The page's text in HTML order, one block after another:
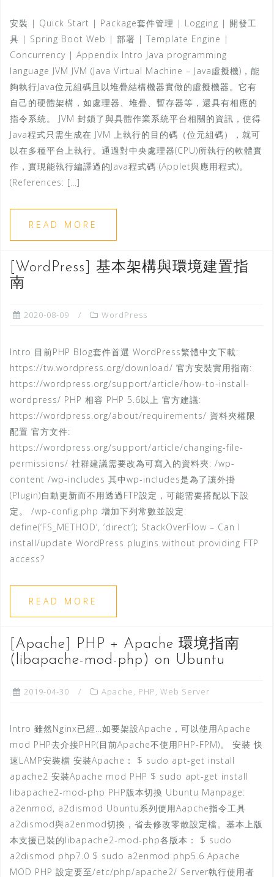
安裝 | Quick Start | Package套件管理 | Logging | 開發工
具 | Spring Boot Web | 部署 | Template Engine |
Concurrency | Appendix Intro Java programming
language JVM JVM (Java Virtual Machine – Java虛擬機)，能
夠執行Java位元組碼且以堆疊結構機器實做的虛擬機器。它有
自己的硬體架構，如處理器、堆疊、暫存器等，還具有相應的
指令系統。 JVM 封鎖了與具體作業系統平台相關的資訊，使得
Java程式只需生成在 JVM 上執行的目的碼（位元組碼），就可
以在多種平台上執行。通過對中央處理器(CPU)所執行的軟體實
作，實現能執行編譯過的Java程式碼 (Applet與應用程式)。
(References: […]
READ MORE
[WordPress] 基本架構與環境建置指
南
2020-08-09 WordPress
Intro 目前PHP Blog套件首選 WordPress繁體中文下載:
https://tw.wordpress.org/download/ 官方安裝實用指南:
https://wordpress.org/support/article/how-to-install-
wordpress/ PHP 相容 PHP 5.6以上 官方建議:
https://wordpress.org/about/requirements/ 資料夾權限
配置 官方文件:
https://wordpress.org/support/article/changing-file-
permissions/ 社群建議需要改為可寫入的資料夾: /wp-
content /wp-includes 其中wp-includes是為了讓外掛
(Plugin)自動更新而不用透過FTP設定，可能需要搭配以下設
定。 /wp-config.php 增加下列常數並設定:
define(‘FS_METHOD’, ‘direct’); StackOverFlow – Can I
install/update WordPress plugins without providing FTP
access?
READ MORE
[Apache] PHP + Apache 環境指南
(libapache-mod-php) on Ubuntu
2019-04-30 Apache, PHP, Web Server
Intro 雖然Nginx已經…如要架設Apache，可以使用Apache
mod PHP去介接PHP(目前Apache不使用PHP-FPM)。 安裝 快
速LAMP安裝檔 安裝Apache： $ sudo apt-get install
apache2 安裝Apache mod PHP $ sudo apt-get install
libapache2-mod-php PHP版本切換 Ubuntu Manpage:
a2enmod, a2dismod Ubuntu系列使用Aapche指令工具
a2dismod與a2enmod切換，省去修改零散設定檔。基本上版
本支援已裝的libapache2-mod-php各版本： $ sudo
a2dismod php7.0 $ sudo a2enmod php5.6 Apache
MOD PHP 設定要至/etc/php/apache2/ Server執行使用者